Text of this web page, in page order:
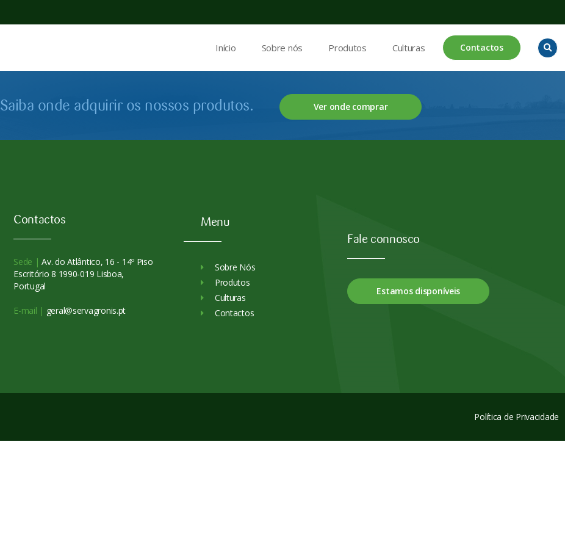
Início Sobre nós Produtos Culturas Contactos
Saiba onde adquirir os nossos produtos. Ver onde comprar
Contactos
Sede | Av. do Atlântico, 16 - 14º Piso
Escritório 8 1990-019 Lisboa,
Portugal
E-mail | geral@servagronis.pt
Menu
Sobre Nós
Produtos
Culturas
Contactos
Fale connosco
Estamos disponíveis
Política de Privacidade